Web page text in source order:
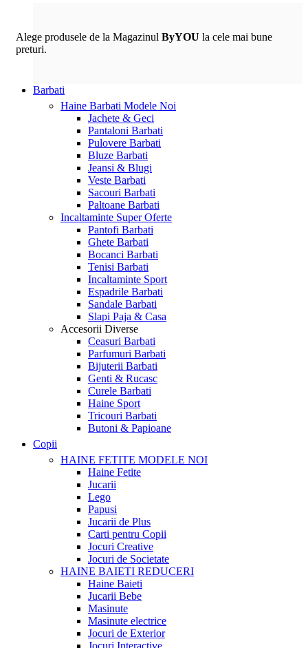
Alege produsele de la Magazinul ByYOU la cele mai bune
preturi.
Barbati
Haine Barbati Modele Noi
Jachete & Geci
Pantaloni Barbati
Pulovere Barbati
Bluze Barbati
Jeansi & Blugi
Veste Barbati
Sacouri Barbati
Paltoane Barbati
Incaltaminte Super Oferte
Pantofi Barbati
Ghete Barbati
Bocanci Barbati
Tenisi Barbati
Incaltaminte Sport
Espadrile Barbati
Sandale Barbati
Slapi Paja & Casa
Accesorii Diverse
Ceasuri Barbati
Parfumuri Barbati
Bijuterii Barbati
Genti & Rucasc
Curele Barbati
Haine Sport
Tricouri Barbati
Butoni & Papioane
Copii
HAINE FETITE MODELE NOI
Haine Fetite
Jucarii
Lego
Papusi
Jucarii de Plus
Carti pentru Copii
Jocuri Creative
Jocuri de Societate
HAINE BAIETI REDUCERI
Haine Baieti
Jucarii Bebe
Masinute
Masinute electrice
Jocuri de Exterior
Jocuri Interactive